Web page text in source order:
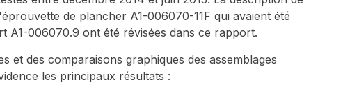
de plancher A1-006070-11F qui avaient été
A1-006070.9 ont été révisées dans ce rapport.
et des comparaisons graphiques des assemblages
les principaux résultats :